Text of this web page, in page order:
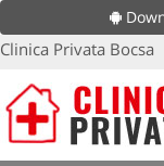
Clinica Privata Bocsa